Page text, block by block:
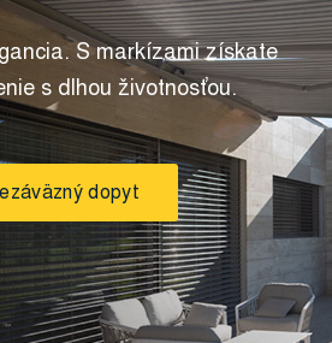
S markízami získate
s dlhou životnosťou.
dopyt